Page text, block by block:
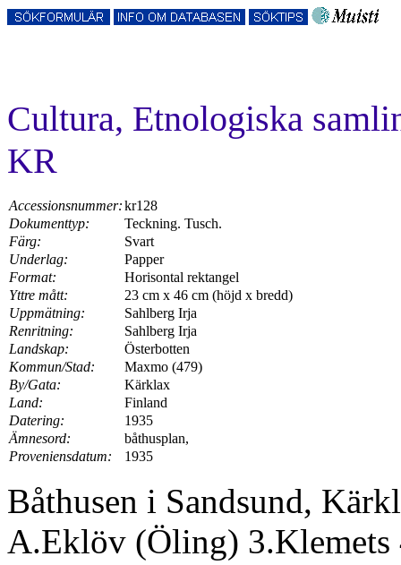
Cultura, Etnologiska
KR
Accessionsnummer:kr128
Dokumenttyp:
Teckning. Tusch.
Färg:
Svart
Underlag:
Papper
Format:
Horisontal rektangel
Yttre mått:
23 cm x 46 cm (höjd x bredd)
Uppmätning:
Sahlberg Irja
Renritning:
Sahlberg Irja
Landskap:
Österbotten
Kommun/Stad:
Maxmo (479)
By/Gata:
Kärklax
Land:
Finland
Datering:
1935
Ämnesord:
båthusplan,
Proveniensdatum:
1935
Båthusen i Sandsund,
A.Eklöv (Öling)